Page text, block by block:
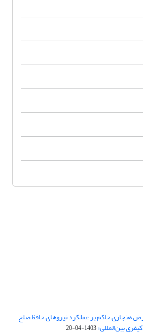
هنجاری حاکم بر عملکرد نیروهای حافظ صلح
بین‌المللی»1403-04-20